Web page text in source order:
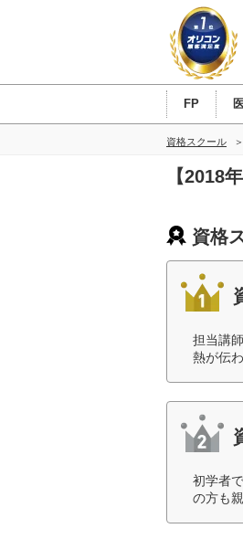
FP
資格スクール
【2018
資格
担当講
熱が伝
初学者
の方も